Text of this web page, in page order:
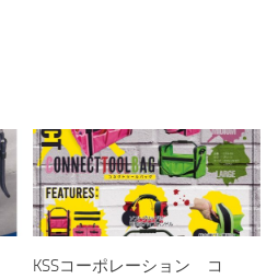
KSSコーポレーション コ